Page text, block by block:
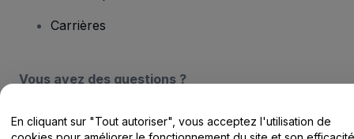
Carrières
Vous avez des questions ?
Centre d'assistance / Nous contacter
En cliquant sur "Tout autoriser", vous acceptez l'utilisation de